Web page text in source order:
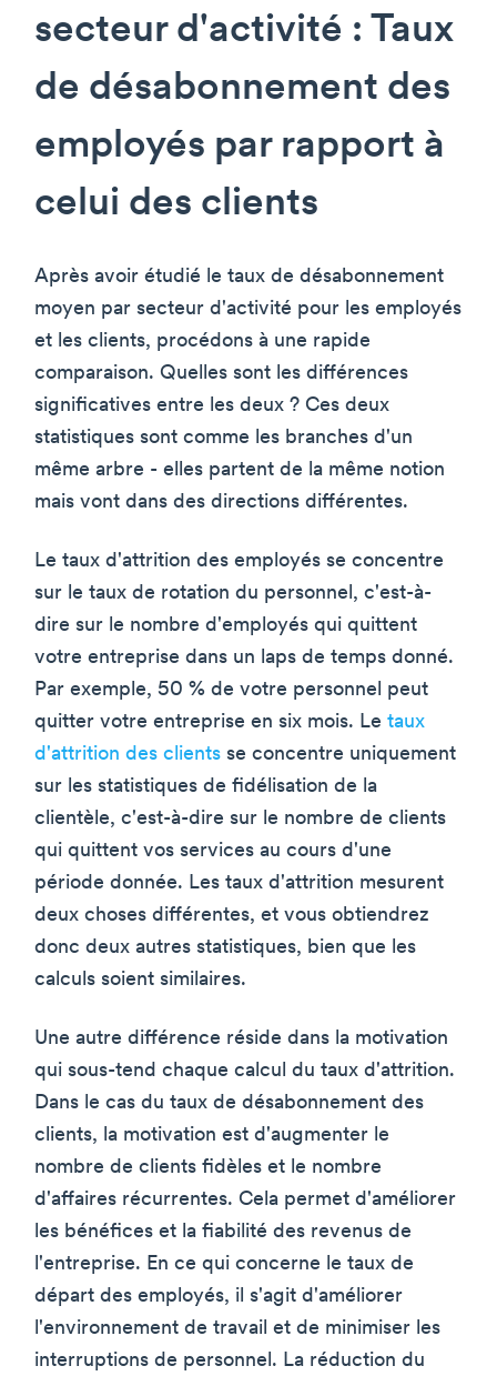
secteur d'activité : Taux
de désabonnement des
employés par rapport à
celui des clients
Après avoir étudié le taux de désabonnement
moyen par secteur d'activité pour les employés
et les clients, procédons à une rapide
comparaison. Quelles sont les différences
significatives entre les deux ? Ces deux
statistiques sont comme les branches d'un
même arbre - elles partent de la même notion
mais vont dans des directions différentes.
Le taux d'attrition des employés se concentre
sur le taux de rotation du personnel, c'est-à-
dire sur le nombre d'employés qui quittent
votre entreprise dans un laps de temps donné.
Par exemple, 50 % de votre personnel peut
quitter votre entreprise en six mois. Le taux
d'attrition des clients se concentre uniquement
sur les statistiques de fidélisation de la
clientèle, c'est-à-dire sur le nombre de clients
qui quittent vos services au cours d'une
période donnée. Les taux d'attrition mesurent
deux choses différentes, et vous obtiendrez
donc deux autres statistiques, bien que les
calculs soient similaires.
Une autre différence réside dans la motivation
qui sous-tend chaque calcul du taux d'attrition.
Dans le cas du taux de désabonnement des
clients, la motivation est d'augmenter le
nombre de clients fidèles et le nombre
d'affaires récurrentes. Cela permet d'améliorer
les bénéfices et la fiabilité des revenus de
l'entreprise. En ce qui concerne le taux de
départ des employés, il s'agit d'améliorer
l'environnement de travail et de minimiser les
interruptions de personnel. La réduction du